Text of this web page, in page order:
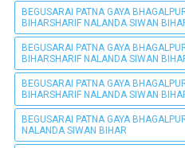
BEGUSARAI PATNA GAYA
BIHARSHARIF NALANDA SIWAN
BEGUSARAI PATNA GAYA
BIHARSHARIF NALANDA SIWAN
BEGUSARAI PATNA GAYA
BIHARSHARIF NALANDA SIWAN
BEGUSARAI PATNA GAYA
NALANDA SIWAN BIHAR